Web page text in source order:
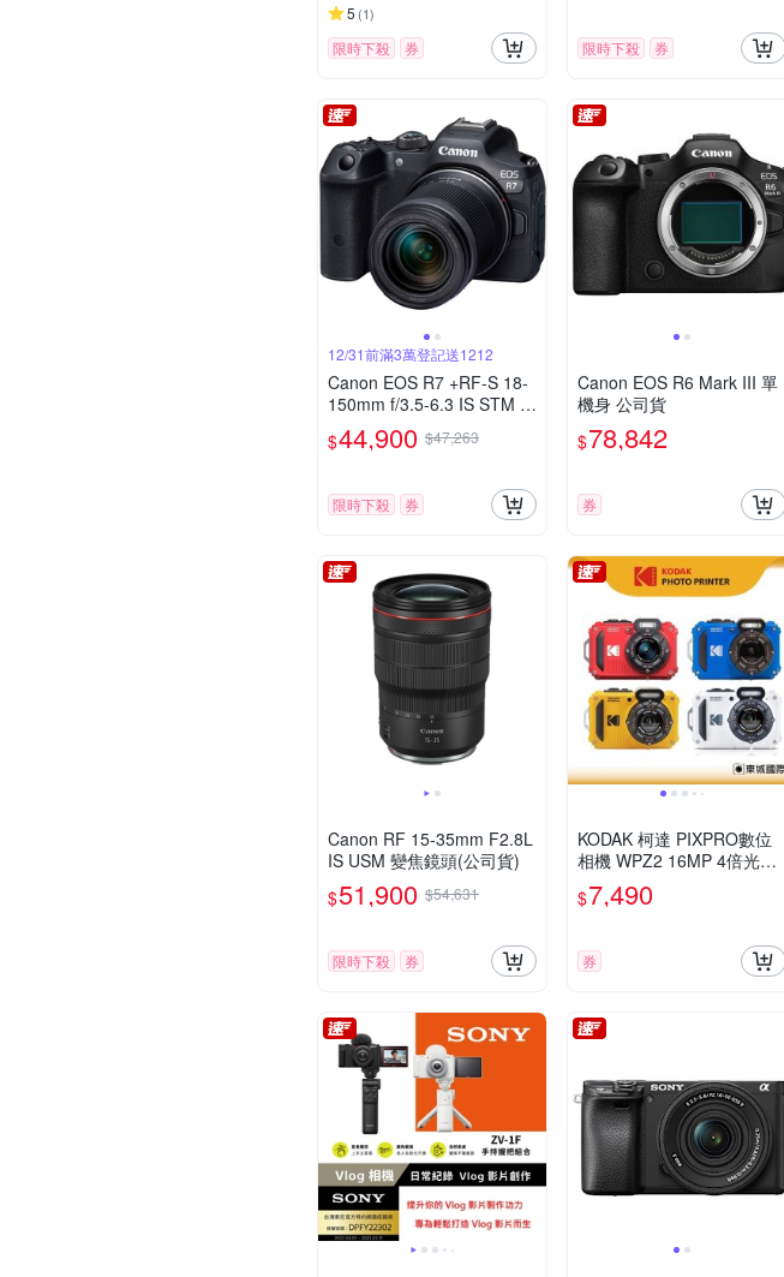
5 (1)
限時下殺 券 限時下殺 券
12/31前滿3萬登記送1212
Canon EOS R7 +RF-S 18-
150mm f/3.5-6.3 IS STM 公
司貨
$44,900 $47,263
限時下殺 券
Canon EOS R6 Mark III 單
機身 公司貨
$78,842
券
Canon RF 15-35mm F2.8L
IS USM 變焦鏡頭(公司貨)
$51,900 $54,631
限時下殺 券
KODAK 柯達 PIXPRO數位
相機 WPZ2 16MP 4倍光學
變焦 防水數位相機 公司貨
$7,490
券